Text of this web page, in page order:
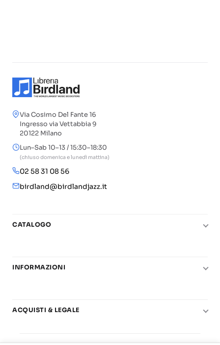
Via Cosimo Del Fante 16
Ingresso via Vettabbia 9
20122 Milano
Lun–Sab 10–13 / 15:30–18:30
(chiuso domenica e lunedì mattina)
02 58 31 08 56
birdland@birdlandjazz.it
CATALOGO
Chitarra
Basi play-along
INFORMAZIONI
Carta del Docente
ACQUISTI & LEGALE